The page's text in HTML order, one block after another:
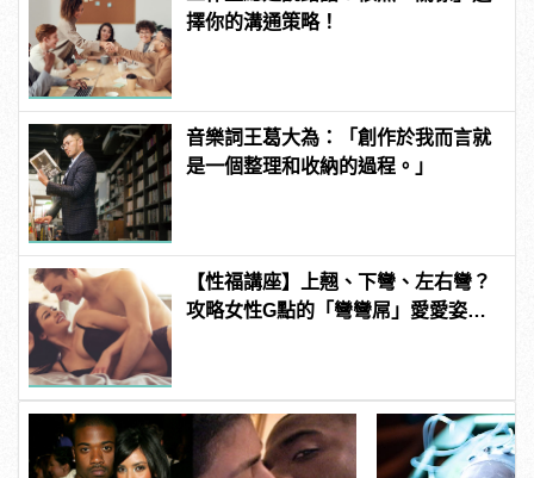
擇你的溝通策略！
音樂詞王葛大為：「創作於我而言就
是一個整理和收納的過程。」
【性福講座】上翹、下彎、左右彎？
攻略女性G點的「彎彎屌」愛愛姿勢